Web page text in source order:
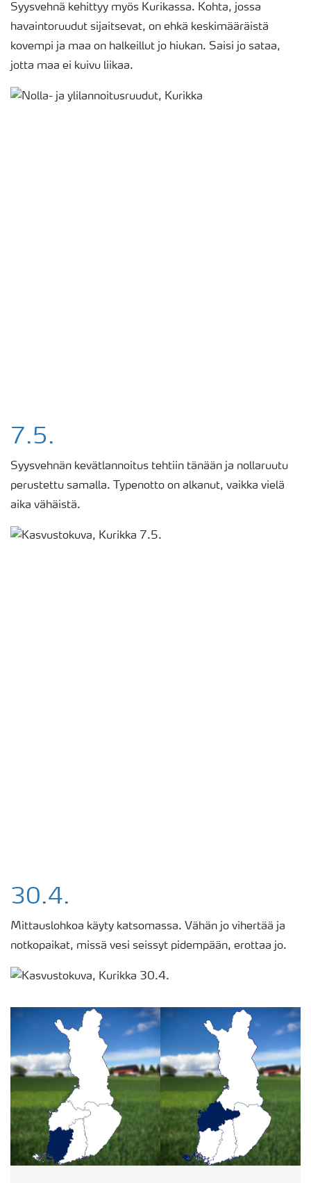
Syysvehnä kehittyy myös Kurikassa. Kohta, jossa
havaintoruudut sijaitsevat, on ehkä keskimääräistä
kovempi ja maa on halkeillut jo hiukan. Saisi jo sataa,
jotta maa ei kuivu liikaa.
7.5.
Syysvehnän kevätlannoitus tehtiin tänään ja nollaruutu
perustettu samalla. Typenotto on alkanut, vaikka vielä
aika vähäistä.
30.4.
Mittauslohkoa käyty katsomassa. Vähän jo vihertää ja
notkopaikat, missä vesi seissyt pidempään, erottaa jo.